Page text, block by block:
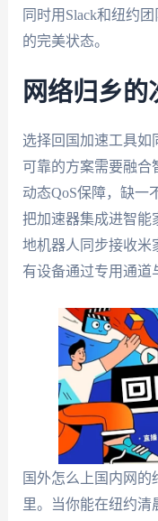
同时用Slack和纽约
的完美状态。
网络归乡的
选择回国加速工具如
可靠的方案需要融合
动态QoS保障，缺一
把加速器集成进智能
地机器人同步接收
有设备通过专用通道
国外怎么上国内网
里。当你能在纽约清